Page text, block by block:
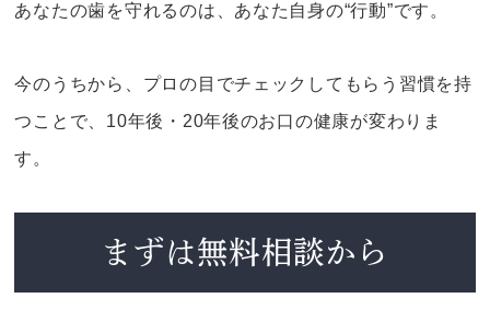
あなたの歯を守れるのは、あなた自身の“行動”です。
今のうちから、プロの目でチェックしてもらう習慣を持
つことで、10年後・20年後のお口の健康が変わりま
す。
まずは無料相談から